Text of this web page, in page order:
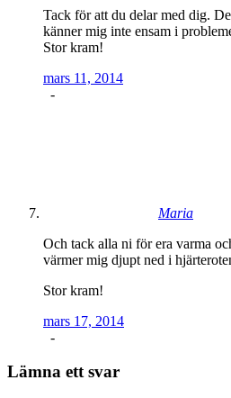
Tack för att du delar med dig.
känner mig inte ensam i
Stor kram!
mars 11, 2014
-
Maria
Och tack alla ni för era varma
värmer mig djupt ned i
Stor kram!
mars 17, 2014
-
Lämna ett svar